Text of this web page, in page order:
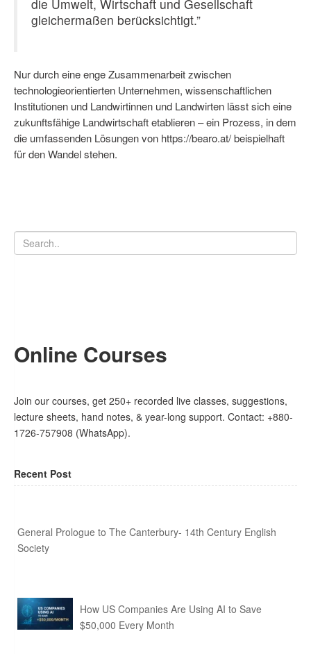
die Umwelt, Wirtschaft und Gesellschaft
gleichermaßen berücksichtigt.”
Nur durch eine enge Zusammenarbeit zwischen
technologieorientierten Unternehmen, wissenschaftlichen
Institutionen und Landwirtinnen und Landwirten lässt sich eine
zukunftsfähige Landwirtschaft etablieren – ein Prozess, in dem
die umfassenden Lösungen von https://bearo.at/ beispielhaft
für den Wandel stehen.
Online Courses
Join our courses, get 250+ recorded live classes, suggestions,
lecture sheets, hand notes, & year-long support. Contact: +880-
1726-757908 (WhatsApp).
Recent Post
General Prologue to The Canterbury- 14th Century English
Society
How US Companies Are Using AI to Save
$50,000 Every Month